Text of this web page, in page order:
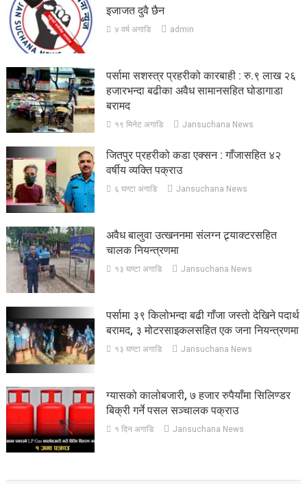
इजाजत दुवै छैन
४ वर्ष अगाडि admin
पर्सामा सशस्त्र प्रहरीको कारबाही : रु.९ लाख २६
हजारभन्दा बढीका अवैध सामानसहित घोडागाडा
बरामद
१९ मिनेट अगाडि Jansuchana News
जितपुर प्रहरीको कडा एक्सन : गाँजासहित ४२
वर्षीय व्यक्ति पक्राउ
६ घण्टा अगाडि Jansuchana News
अवैध बालुवा उत्खननमा संलग्न ट्र्याक्टरसहित
चालक नियन्त्रणमा
१३ घण्टा अगाडि Jansuchana News
पर्सामा ३९ किलोभन्दा बढी गाँजा जस्तो देखिने पदार्थ
बरामद, ३ मोटरसाइकलसहित एक जना नियन्त्रणमा
१३ घण्टा अगाडि Jansuchana News
ग्यासको कालोबजारी, ७ हजार रुपैयाँमा सिलिण्डर
बिक्री गर्ने पसल सञ्चालक पक्राउ
१ दिन अगाडि Jansuchana News